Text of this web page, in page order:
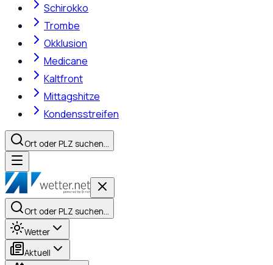
Schirokko
Trombe
Okklusion
Medicane
Kaltfront
Mittagshitze
Kondensstreifen
Ort oder PLZ suchen…
Ort oder PLZ suchen…
Wetter
Aktuell